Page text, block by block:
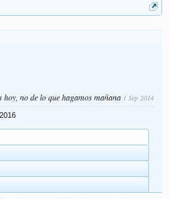
hoy, no de lo que hagamos mañana 1 Sep 2014